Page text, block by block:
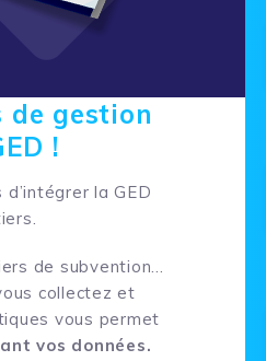
de gestion
!
la GED
de subvention…
collectez et
vous permet
vos données.